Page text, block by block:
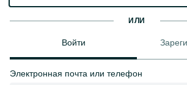
ИЛИ
Войти
Электронная почта или телефон